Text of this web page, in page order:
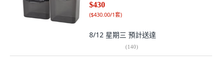
$430
($430.00/1套)
8/12 星期三 預計送達
(140)